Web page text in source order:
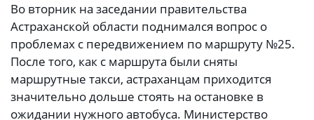
Во вторник на заседании правительства
Астраханской области поднимался вопрос о
проблемах с передвижением по маршруту №25.
После того, как с маршрута были сняты
маршрутные такси, астраханцам приходится
значительно дольше стоять на остановке в
ожидании нужного автобуса. Министерство